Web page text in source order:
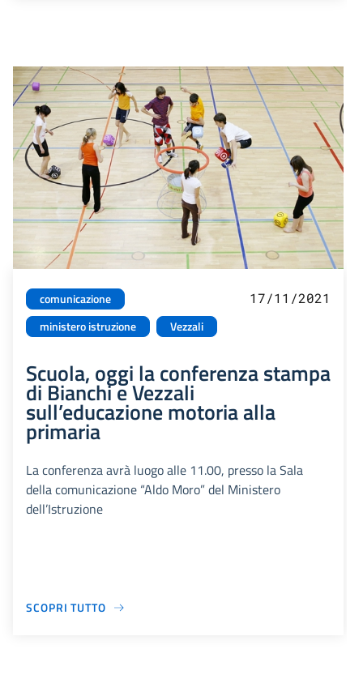
comunicazione
ministero istruzione
Vezzali
17/11/2021
Scuola, oggi la conferenza stampa
di Bianchi e Vezzali
sull’educazione motoria alla
primaria
La conferenza avrà luogo alle 11.00, presso la Sala
della comunicazione “Aldo Moro” del Ministero
dell’Istruzione
SCOPRI TUTTO